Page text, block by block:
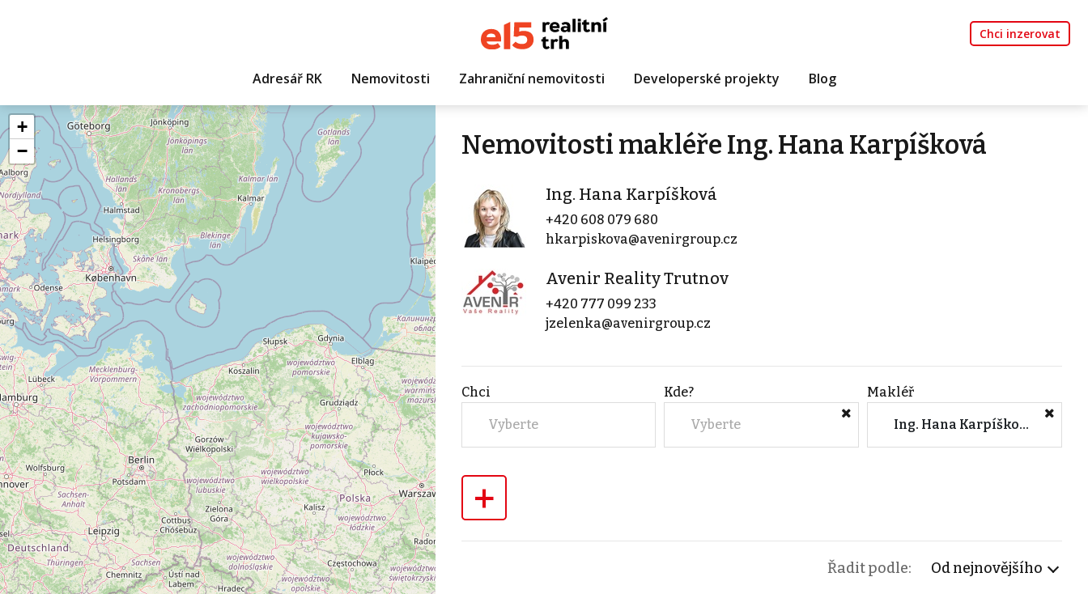
Chci inzerovat
Adresář RK Nemovitosti Zahraniční nemovitosti Developerské projekty Blog
+
−
Nemovitosti makléře Ing. Hana Karpíšková
Ing. Hana Karpíšková
+420 608 079 680
hkarpiskova@avenirgroup.cz
Avenir Reality Trutnov
+420 777 099 233
jzelenka@avenirgroup.cz
Chci
Vyberte
Kde?
Vyberte
Makléř
Ing. Hana Karpíšková (Avenir Reality Trutnov)
+
Řadit podle: Od nejnovějšího